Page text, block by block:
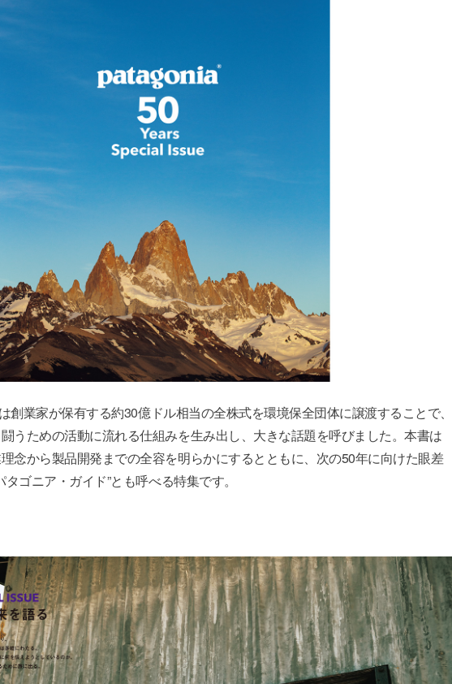
創業家が保有する約30億ドル相当の全株式を環境保全団体に譲渡することで、
うための活動に流れる仕組みを生み出し、大きな話題を呼びました。本書は
念から製品開発までの全容を明らかにするとともに、次の50年に向けた眼差
ゴニア・ガイド”とも呼べる特集です。